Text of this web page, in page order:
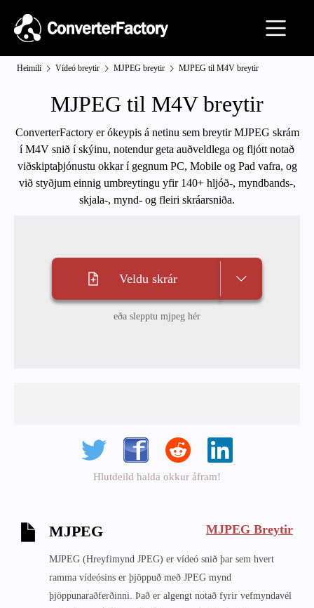
Heimili Vídeó breytir MJPEG breytir MJPEG til M4V breytir
MJPEG til M4V breytir
ConverterFactory er ókeypis á netinu sem breytir MJPEG skrám
í M4V snið í skýinu, notendur geta auðveldlega og fljótt notað
viðskiptaþjónustu okkar í gegnum PC, Mobile og Pad vafra, og
við styðjum einnig umbreytingu yfir 140+ hljóð-, myndbands-,
skjala-, mynd- og fleiri skráarsniða.
Veldu skrár
eða slepptu mjpeg hér
Hlutdeild halda okkur áfram!
MJPEG MJPEG Breytir
MJPEG (Hreyfimynd JPEG) er vídeó snið þar sem hvert
ramma vídeósins er þjöppuð með JPEG mynd
þjöppunaraðferðinni. Það er algengt notað fyrir vefmyndavél